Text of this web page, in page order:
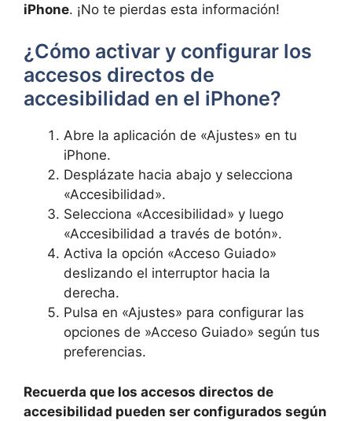
iPhone. ⁤¡No te pierdas esta información! ‍
¿Cómo ⁤activar y configurar los
accesos directos de
accesibilidad ⁤en el iPhone?
Abre la aplicación de «Ajustes» en tu
iPhone.
Desplázate⁤ hacia abajo y selecciona
«Accesibilidad».
Selecciona «Accesibilidad» y luego
«Accesibilidad a través de botón».
Activa la opción «Acceso⁢ Guiado»
deslizando el interruptor hacia⁤ la
derecha.
Pulsa en⁢ «Ajustes» para configurar las
opciones ⁣de ⁣»Acceso Guiado» según tus
preferencias.
Recuerda que los ⁤accesos directos de⁢
accesibilidad pueden ser configurados ​según